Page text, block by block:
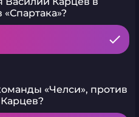
«Челси», против